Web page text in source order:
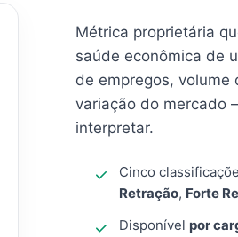
Métrica proprietária
saúde econômica de
de empregos,
variação do mercado
interpretar.
Cinco
Retração, Forte
Disponível por